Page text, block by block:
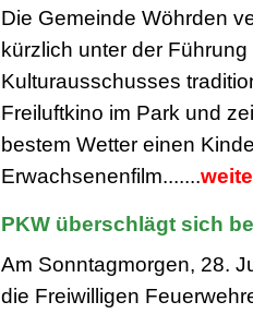
Die Gemeinde Wöhrden
kürzlich unter der Führung
Kulturausschusses
Freiluftkino im Park und
bestem Wetter einen
Erwachsenenfilm.......
PKW überschlägt sich
Am Sonntagmorgen, 28.
die Freiwilligen